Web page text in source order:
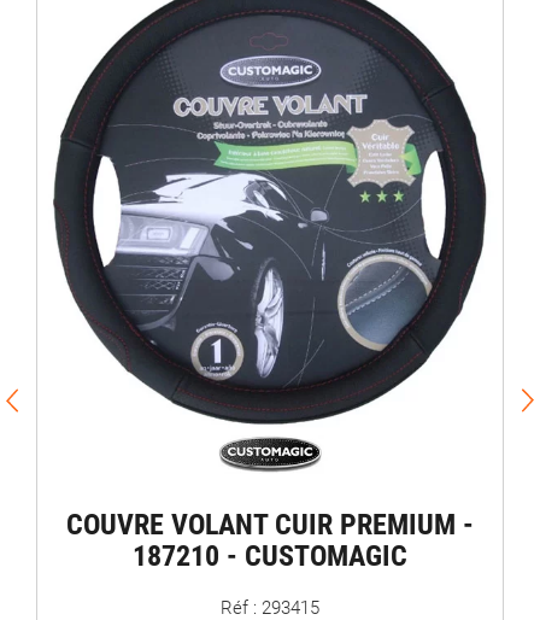
COUVRE VOLANT CUIR PREMIUM -
187210 - CUSTOMAGIC
Réf : 293415